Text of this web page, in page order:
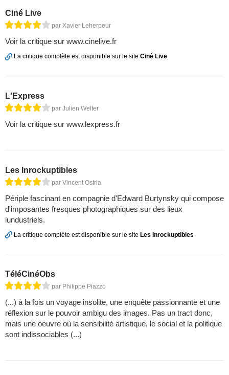
Ciné Live
par Xavier Leherpeur
Voir la critique sur www.cinelive.fr
La critique complète est disponible sur le site Ciné Live
L'Express
par Julien Welter
Voir la critique sur www.lexpress.fr
Les Inrockuptibles
par Vincent Ostria
Périple fascinant en compagnie d'Edward Burtynsky qui compose
d'imposantes fresques photographiques sur des lieux
iundustriels.
La critique complète est disponible sur le site Les Inrockuptibles
TéléCinéObs
par Philippe Piazzo
(...) à la fois un voyage insolite, une enquête passionnante et une
réflexion sur le pouvoir ambigu des images. Pas un tract donc,
mais une oeuvre où la sensibilité artistique, le social et la politique
sont indissociables (...)